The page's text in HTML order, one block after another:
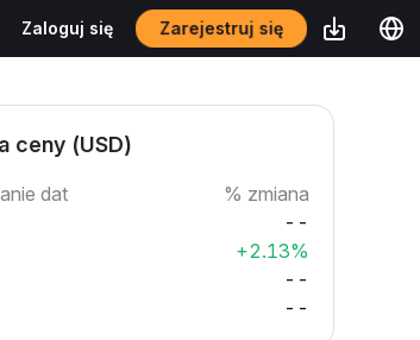
Zaloguj się Zarejestruj się
ceny (USD)
dat
% zmiana
--
+2.13%
--
--